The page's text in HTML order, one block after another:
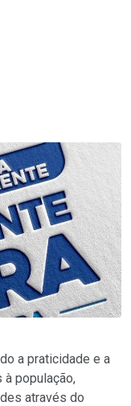
a praticidade e a
população,
através do